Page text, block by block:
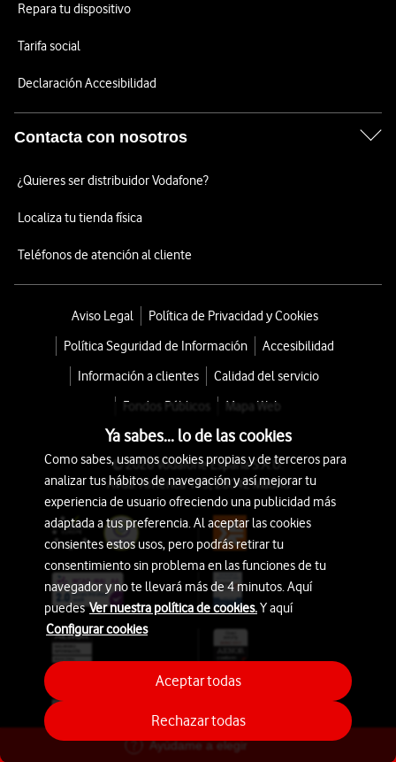
Ayúdame a elegir
Repara tu dispositivo
Tarifa social
Declaración Accesibilidad
Contacta con nosotros
¿Quieres ser distribuidor Vodafone?
Localiza tu tienda física
Teléfonos de atención al cliente
Aviso Legal
Política de Privacidad y Cookies
Política Seguridad de Información
Accesibilidad
Información a clientes
Calidad del servicio
Fondos Públicos
Mapa Web
© 2026 Vodafone España S.A.U.
Avda. América 115, 28042 Madrid
Ya sabes... lo de las cookies
Como sabes, usamos cookies propias y de terceros para
analizar tus hábitos de navegación y así mejorar tu
experiencia de usuario ofreciendo una publicidad más
adaptada a tus preferencia. Al aceptar las cookies
consientes estos usos, pero podrás retirar tu
consentimiento sin problema en las funciones de tu
navegador y no te llevará más de 4 minutos. Aquí
puedesVer nuestra política de cookies.Y aquí
Configurar cookies
Rechazar todas
Aceptar todas